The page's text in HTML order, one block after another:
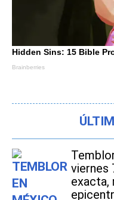
viernes
exacta,